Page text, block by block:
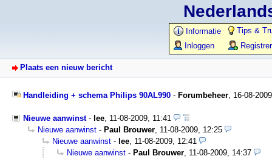
Informatie
Tips &
Inloggen
Plaats een nieuw bericht
Handleiding + schema Philips 90AL990 - Forumbeheer 16-08-
Nieuwe aanwinst- lee, 11-08-2009, 11:41
Nieuwe aanwinst - Paul Brouwer, 11-08-2009, 12:25
Nieuwe aanwinst - lee, 11-08-2009, 12:41
Nieuwe aanwinst - Paul Brouwer, 11-08-2009, 14:37